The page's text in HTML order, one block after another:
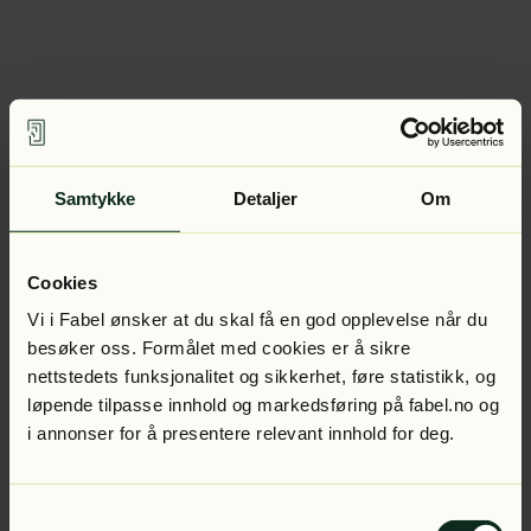
Samtykke Detaljer Om
Cookies
Vi i Fabel ønsker at du skal få en god opplevelse når du
besøker oss. Formålet med cookies er å sikre
nettstedets funksjonalitet og sikkerhet, føre statistikk, og
løpende tilpasse innhold og markedsføring på fabel.no og
i annonser for å presentere relevant innhold for deg.